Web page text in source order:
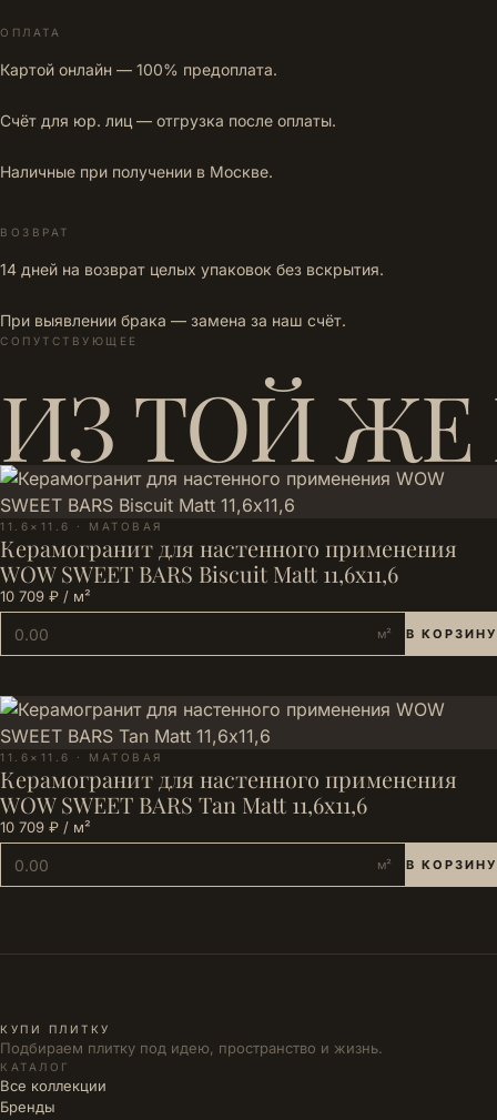
ОПЛАТА
Картой онлайн — 100% предоплата.
Счёт для юр. лиц — отгрузка после оплаты.
Наличные при получении в Москве.
ВОЗВРАТ
14 дней на возврат целых упаковок без вскрытия.
При выявлении брака — замена за наш счёт.
СОПУТСТВУЮЩЕЕ
ИЗ ТОЙ ЖЕ
11.6×11.6 · МАТОВАЯ
Керамогранит для настенного применения
WOW SWEET BARS Biscuit Matt 11,6х11,6
10 709 ₽ / м²
м² В КОРЗИНУ
11.6×11.6 · МАТОВАЯ
Керамогранит для настенного применения
WOW SWEET BARS Tan Matt 11,6х11,6
10 709 ₽ / м²
м² В КОРЗИНУ
КУПИ ПЛИТКУ
Подбираем плитку под идею, пространство и жизнь.
КАТАЛОГ
Все коллекции
Бренды